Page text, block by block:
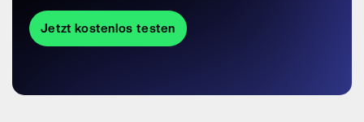
Jetzt kostenlos testen